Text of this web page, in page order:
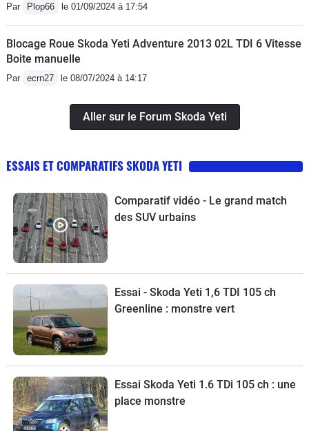
Par Plop66 le 01/09/2024 à 17:54
Blocage Roue Skoda Yeti Adventure 2013 02L TDI 6 Vitesse
Boite manuelle
Par ecrn27 le 08/07/2024 à 14:17
Aller sur le Forum Skoda Yeti
ESSAIS ET COMPARATIFS SKODA YETI
Comparatif vidéo - Le grand match
des SUV urbains
Essai - Skoda Yeti 1,6 TDI 105 ch
Greenline : monstre vert
Essai Skoda Yeti 1.6 TDi 105 ch : une
place monstre